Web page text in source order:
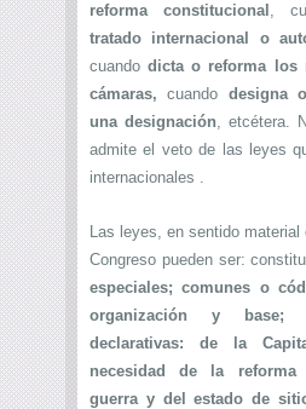
reforma constitucional ,
tratado internacional o
cuando dicta o reforma los
cámaras,cuando designa
una designación, etcétera.
admite el veto de las leyes
internacionales .
Las leyes, en sentido
Congreso pueden ser:
especiales; comunes o
organización y base;
declarativas: de la
necesidad de la reforma
guerra y del estado de